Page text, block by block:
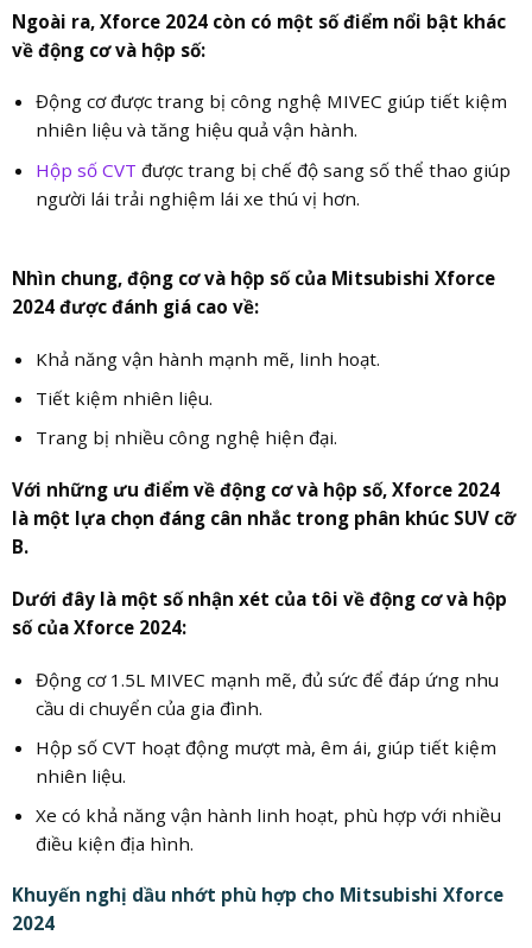
Ngoài ra, Xforce 2024 còn có một số điểm nổi bật khác
về động cơ và hộp số:
Động cơ được trang bị công nghệ MIVEC giúp tiết kiệm
nhiên liệu và tăng hiệu quả vận hành.
Hộp số CVT được trang bị chế độ sang số thể thao giúp
người lái trải nghiệm lái xe thú vị hơn.
Nhìn chung, động cơ và hộp số của Mitsubishi Xforce
2024 được đánh giá cao về:
Khả năng vận hành mạnh mẽ, linh hoạt.
Tiết kiệm nhiên liệu.
Trang bị nhiều công nghệ hiện đại.
Với những ưu điểm về động cơ và hộp số, Xforce 2024
là một lựa chọn đáng cân nhắc trong phân khúc SUV cỡ
B.
Dưới đây là một số nhận xét của tôi về động cơ và hộp
số của Xforce 2024:
Động cơ 1.5L MIVEC mạnh mẽ, đủ sức để đáp ứng nhu
cầu di chuyển của gia đình.
Hộp số CVT hoạt động mượt mà, êm ái, giúp tiết kiệm
nhiên liệu.
Xe có khả năng vận hành linh hoạt, phù hợp với nhiều
điều kiện địa hình.
Khuyến nghị dầu nhớt phù hợp cho Mitsubishi Xforce
2024